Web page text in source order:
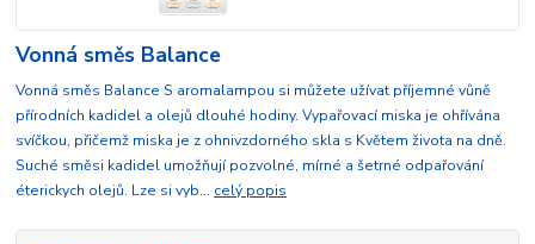
Vonná směs Balance
Vonná směs Balance S aromalampou si můžete užívat příjemné vůně
přírodních kadidel a olejů dlouhé hodiny. Vypařovací miska je ohřívána
svíčkou, přičemž miska je z ohnivzdorného skla s Květem života na dně.
Suché směsi kadidel umožňují pozvolné, mírné a šetrné odpařování
éterickych olejů. Lze si vyb... celý popis